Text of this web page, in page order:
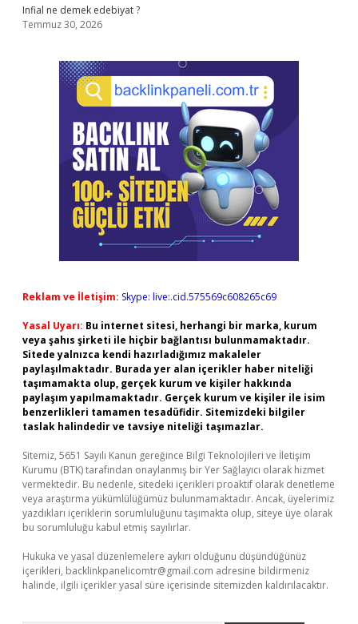
Infial ne demek edebiyat ?
Temmuz 30, 2026
Reklam ve İletişim: Skype: live:.cid.575569c608265c69
Yasal Uyarı: Bu internet sitesi, herhangi bir marka, kurum
veya şahıs şirketi ile hiçbir bağlantısı bulunmamaktadır.
Sitede yalnızca kendi hazırladığımız makaleler
paylaşılmaktadır. Burada yer alan içerikler haber niteliği
taşımamakta olup, gerçek kurum ve kişiler hakkında
paylaşım yapılmamaktadır. Gerçek kurum ve kişiler ile isim
benzerlikleri tamamen tesadüfidir. Sitemizdeki bilgiler
taslak halindedir ve tavsiye niteliği taşımazlar.
Sitemiz, 5651 Sayılı Kanun gereğince Bilgi Teknolojileri ve İletişim
Kurumu (BTK) tarafından onaylanmış bir Yer Sağlayıcı olarak hizmet
vermektedir. Bu nedenle, sitedeki içerikleri proaktif olarak denetleme
veya araştırma yükümlülüğümüz bulunmamaktadır. Ancak, üyelerimiz
yazdıkları içeriklerin sorumluluğunu taşımakta olup, siteye üye olarak
bu sorumluluğu kabul etmiş sayılırlar.
Hukuka ve yasal düzenlemelere aykırı olduğunu düşündüğünüz
içerikleri, backlinkpanelicomtr@gmail.com adresine bildirmeniz
halinde, ilgili içerikler yasal süre içerisinde sitemizden kaldırılacaktır.